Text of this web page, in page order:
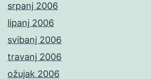
srpanj 2006
lipanj 2006
svibanj 2006
travanj 2006
ožujak 2006